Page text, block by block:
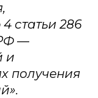
статьи 286
—
и
получения